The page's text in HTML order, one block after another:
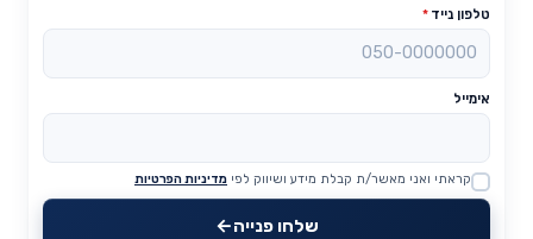
טלפון נייד *
אימייל
Website
קראתי ואני מאשר/ת קבלת מידע ושיווק לפי מדיניות הפרטיות
שלחו פנייה